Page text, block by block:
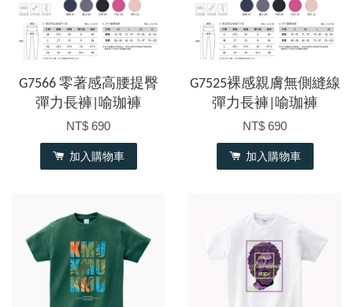
G7566 零著感高腰提臀
彈力長褲|喻珈褲
NT$ 690
加入購物車
G7525裸感親膚無側縫線
彈力長褲|喻珈褲
NT$ 690
加入購物車